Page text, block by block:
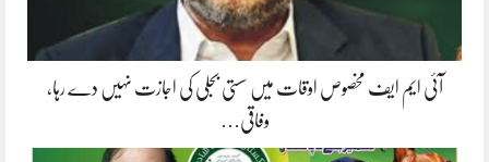
آئی ایم ایف مخصوص اوقات میں سستی بجلی کی اجازت نہیں دے رہا،
وفاقی…